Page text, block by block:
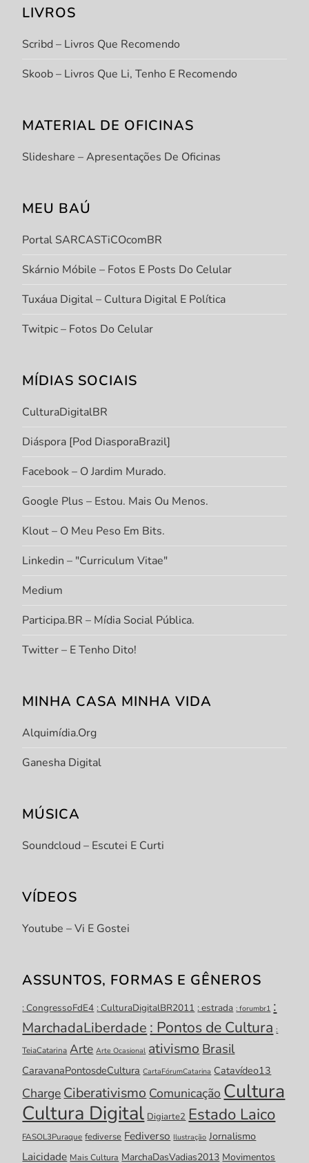
LIVROS
Scribd – Livros Que Recomendo
Skoob – Livros Que Li, Tenho E Recomendo
MATERIAL DE OFICINAS
Slideshare – Apresentações De Oficinas
MEU BAÚ
Portal SARCASTiCOcomBR
Skárnio Móbile – Fotos E Posts Do Celular
Tuxáua Digital – Cultura Digital E Política
Twitpic – Fotos Do Celular
MÍDIAS SOCIAIS
CulturaDigitalBR
Diáspora [Pod DiasporaBrazil]
Facebook – O Jardim Murado.
Google Plus – Estou. Mais Ou Menos.
Klout – O Meu Peso Em Bits.
Linkedin – "Curriculum Vitae"
Medium
Participa.BR – Mídia Social Pública.
Twitter – E Tenho Dito!
MINHA CASA MINHA VIDA
Alquimídia.org
Ganesha Digital
MÚSICA
Soundcloud – Escutei E Curti
VÍDEOS
Youtube – Vi E Gostei
ASSUNTOS, FORMAS E GÊNEROS
: CongressoFdE4 : CulturaDigitalBR2011 : estrada : forumbr1 :
MarchadaLiberdade : Pontos de Cultura :
TeiaCatarina Arte Arte Ocasional ativismo Brasil
CaravanaPontosdeCultura CartaFórumCatarina Catavídeo13
Charge Ciberativismo Comunicação Cultura
Cultura Digital Digiarte2 Estado Laico
FASOL3Puraque fediverse Fediverso Ilustração Jornalismo
Laicidade Mais Cultura MarchaDasVadias2013 Movimentos